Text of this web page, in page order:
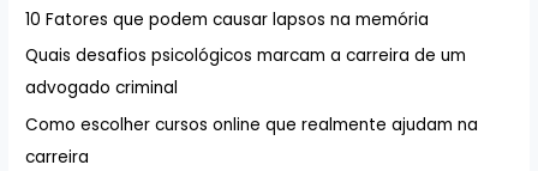
p
o
r
:
10 Fatores que podem causar lapsos na memória
Quais desafios psicológicos marcam a carreira de um
advogado criminal
Como escolher cursos online que realmente ajudam na
carreira